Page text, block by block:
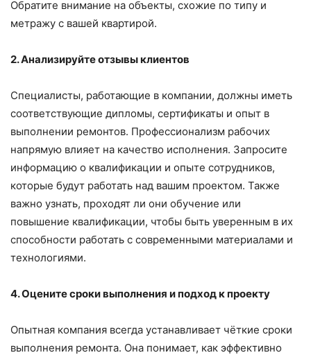
Обратите внимание на объекты, схожие по типу и
метражу с вашей квартирой.
2. Анализируйте отзывы клиентов
Специалисты, работающие в компании, должны иметь
соответствующие дипломы, сертификаты и опыт в
выполнении ремонтов. Профессионализм рабочих
напрямую влияет на качество исполнения. Запросите
информацию о квалификации и опыте сотрудников,
которые будут работать над вашим проектом. Также
важно узнать, проходят ли они обучение или
повышение квалификации, чтобы быть уверенным в их
способности работать с современными материалами и
технологиями.
4. Оцените сроки выполнения и подход к проекту
Опытная компания всегда устанавливает чёткие сроки
выполнения ремонта. Она понимает, как эффективно